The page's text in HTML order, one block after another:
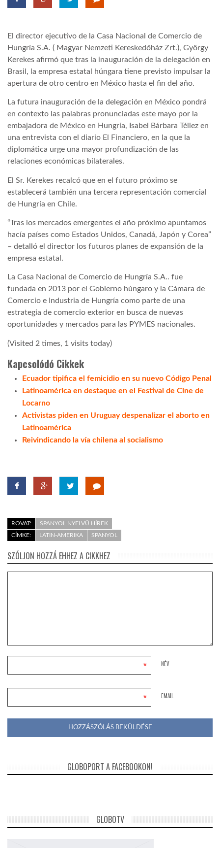
AFRIKA TUDÁSTÁR
A NAP SZÉPE
LINKTR.EE
LATIMO.HU
GLOBOBOOK
El director ejecutivo de la Casa Nacional de Comercio de
Hungría S.A. ( Magyar Nemzeti Kereskedőház Zrt.), György
Kerekes afirmó que tras la inauguración de la delegación en
Brasil, la empresa estatal húngara tiene previsto impulsar la
apertura de otro centro en México hasta el fin del año.
La futura inauguración de la delegación en México pondrá
en contexto las palabras pronunciadas este mayo por la
embajadora de México en Hungría, Isabel Bárbara Téllez en
una entrevista con el diario El Financiero, en la que la
diplomática urge una mayor profundización de las
relaciones económicas bilaterales.
El Sr. Kerekes recalcó que en el futuro próximo se
establecerá también una tercera representación comercial
de Hungría en Chile.
“Tras los mercados emergentes el año próximo apuntamos
hacía países como Estados Unidos, Canadá, Japón y Corea”
– detalló el director los futuros planes de expansión de la
empresa estatal.
La Casa Nacional de Comercio de Hungría S.A.. fue
fundada en 2013 por el Gobierno húngaro y la Cámara de
Comercio e Industria de Hungría como parte de una
estrategia de comercio exterior en busca de nuevas
oportunidades y mercados para las PYMES nacionales.
(Visited 2 times, 1 visits today)
Kapcsolódó Cikkek
Ecuador tipifica el femicidio en su nuevo Código Penal
Latinoamérica en destaque en el Festival de Cine de
Locarno
Activistas piden en Uruguay despenalizar el aborto en
Latinoamérica
Reivindicando la vía chilena al socialismo
ROVAT:
SPANYOL NYELVŰ HÍREK
CÍMKE:
LATIN-AMERIKA SPANYOL
SZÓLJON HOZZÁ EHHEZ A CIKKHEZ
NÉV
*
EMAIL
*
GLOBOPORT A FACEBOOKON!
GLOBOTV